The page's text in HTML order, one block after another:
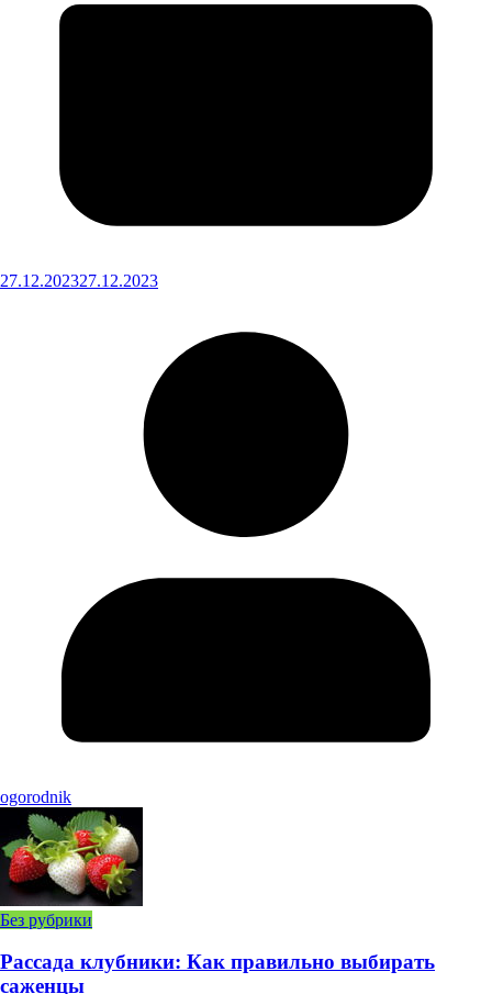
27.12.202327.12.2023
ogorodnik
Без рубрики
Рассада клубники: Как правильно выбирать
саженцы